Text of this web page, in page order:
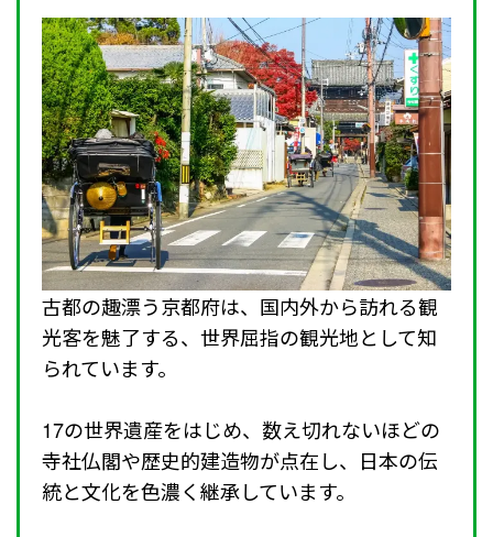
古都の趣漂う京都府は、国内外から訪れる観
光客を魅了する、世界屈指の観光地として知
られています。
17の世界遺産をはじめ、数え切れないほどの
寺社仏閣や歴史的建造物が点在し、日本の伝
統と文化を色濃く継承しています。